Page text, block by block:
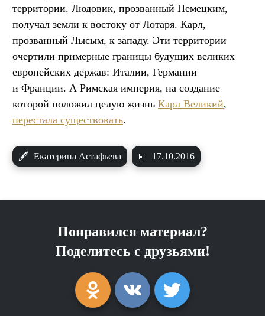
территории. Людовик, прозванный Немецким,
получал земли к востоку от Лотаря. Карл,
прозванный Лысым, к западу. Эти территории
очертили примерные границы будущих великих
европейских держав: Италии, Германии
и Франции. А Римская империя, на создание
которой положил целую жизнь Карл Великий,
перестала существовать.
🖋 Екатерина Астафьева 📅 17.10.2016
Понравился материал?
Поделитесь с друзьями!